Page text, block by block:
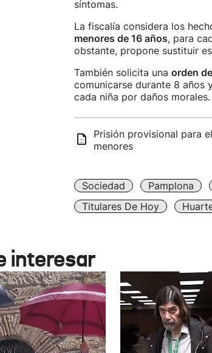
síntomas.
La fiscalía considera los
menores de 16 años, para
obstante, propone sustituir
También solicita una orden
comunicarse durante 8 años
cada niña por daños morales.
Prisión provisional para
menores
Sociedad Pamplona
Titulares De Hoy
interesar